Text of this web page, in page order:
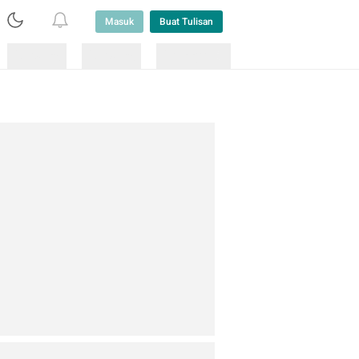
Masuk Buat Tulisan